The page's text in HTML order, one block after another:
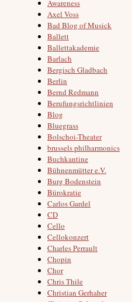
Awareness
Axel Voss
Bad Blog of Musick
Ballett
Ballettakademie
Barlach
Bergisch Gladbach
Berlin
Bernd Redmann
Berufungsrichtlinien
Blog
Bluegrass
Bolschoi-Theater
brussels philharmonics
Buchkantine
Bühnenmütter e.V.
Burg Bodenstein
Bürokratie
Carlos Gardel
CD
Cello
Cellokonzert
Charles Perrault
Chopin
Chor
Chris Thile
Christian Gerhaher